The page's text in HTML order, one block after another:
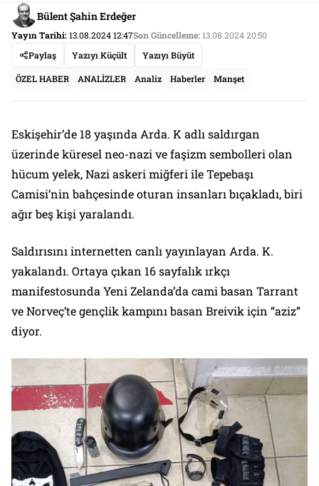
Bülent Şahin Erdeğer
Yayın Tarihi:13.08.2024 12:47Son Güncelleme:13.08.2024 20:50
Paylaş
Yazıyı Küçült Yazıyı Büyüt
ÖZEL HABER ANALİZLER Analiz Haberler Manşet
Eskişehir’de 18 yaşında Arda. K adlı saldırgan
üzerinde küresel neo-nazi ve faşizm sembolleri olan
hücum yelek, Nazi askeri miğferi ile Tepebaşı
Camisi’nin bahçesinde oturan insanları bıçakladı, biri
ağır beş kişi yaralandı.
Saldırısını internetten canlı yayınlayan Arda. K.
yakalandı. Ortaya çıkan 16 sayfalık ırkçı
manifestosunda Yeni Zelanda’da cami basan Tarrant
ve Norveç’te gençlik kampını basan Breivik için “aziz”
diyor.